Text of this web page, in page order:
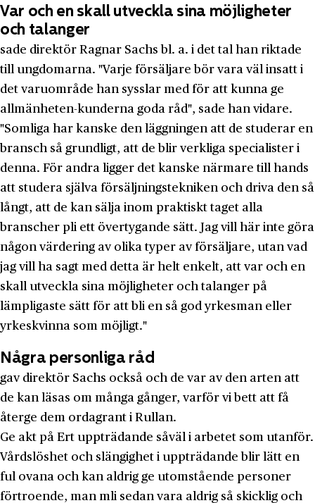
Var och en skall utveckla sina möjligheter
och talanger
sade direktör Ragnar Sachs bl. a. i det tal han riktade
till ungdo­marna. "Varje försäljare bör vara väl insatt i
det varuområde han sysslar med för att kunna ge
allmänheten-kunderna goda råd", sade han vidare.
"Somliga har kanske den läggningen att de studerar en
bransch så grundligt, att de blir verkliga specialister i
denna. För andra ligger det kanske närmare till hands
att studera själva försäljningstekniken och driva den så
långt, att de kan sälja inom praktiskt taget alla
branscher pli ett övertygande sätt. Jag vill här inte göra
någon värdering av olika typer av försäljare, utan vad
jag vill ha sagt med detta är helt enkelt, att var och en
skall ut­veckla sina möjligheter och talanger på
lämpligaste sätt för att bli en så god yrkesman eller
yrkeskvinna som möjligt."
Några personliga råd
gav direktör Sachs också och de var av den arten att
de kan läsas om många gånger, varför vi bett att få
återge dem ordagrant i Rullan.
Ge akt på Ert uppträdande såväl i arbetet som utanför.
Vårds­löshet och slängighet i uppträdande blir lätt en
ful ovana och kan aldrig ge utomstående personer
förtroende, man mli sedan vara aldrig så skicklig och